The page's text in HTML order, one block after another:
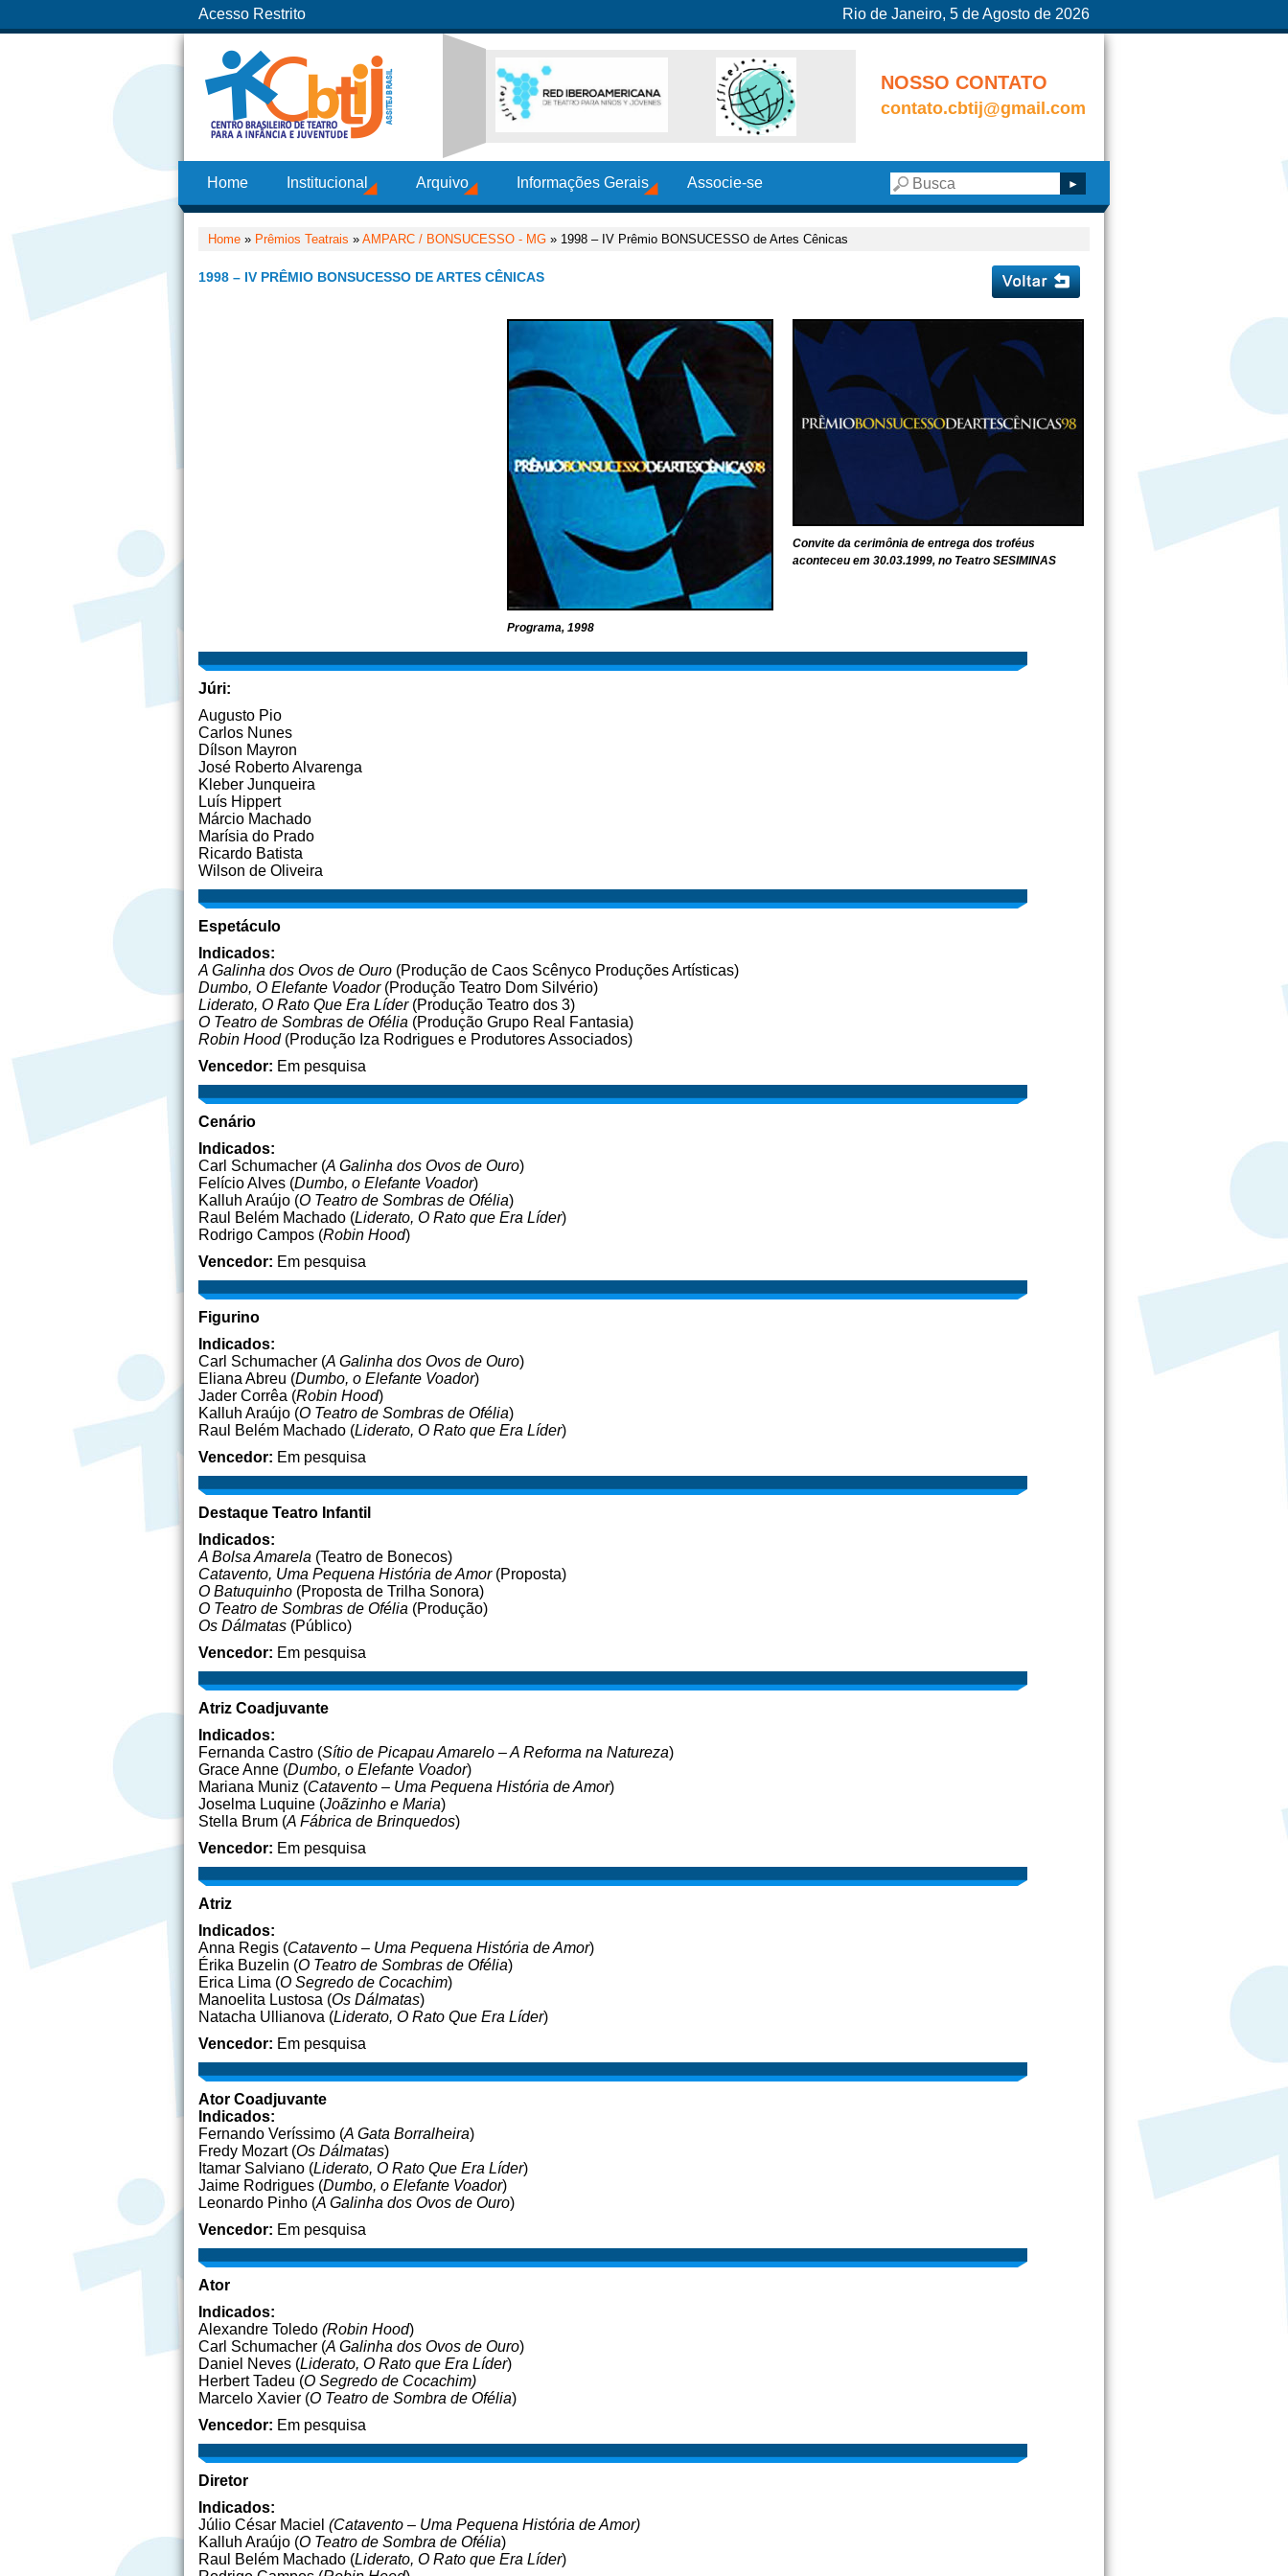
Acesso Restrito Rio de Janeiro, 5 de Agosto de 2026
NOSSO CONTATO
contato.cbtij@gmail.com
Home Institucional Arquivo Informações Gerais Associe-se
Home » Prêmios Teatrais » AMPARC / BONSUCESSO - MG » 1998 – IV Prêmio BONSUCESSO de Artes Cênicas
1998 – IV PRÊMIO BONSUCESSO DE ARTES CÊNICAS
Convite da cerimônia de entrega dos troféus
aconteceu em 30.03.1999, no Teatro SESIMINAS
Programa, 1998
Júri:
Augusto Pio
Carlos Nunes
Dílson Mayron
José Roberto Alvarenga
Kleber Junqueira
Luís Hippert
Márcio Machado
Marísia do Prado
Ricardo Batista
Wilson de Oliveira
Espetáculo
Indicados:
A Galinha dos Ovos de Ouro (Produção de Caos Scênyco Produções Artísticas)
Dumbo, O Elefante Voador(Produção Teatro Dom Silvério)
Liderato, O Rato Que Era Líder(Produção Teatro dos 3)
O Teatro de Sombras de Ofélia (Produção Grupo Real Fantasia)
Robin Hood(Produção Iza Rodrigues e Produtores Associados)
Vencedor: Em pesquisa
Cenário
Indicados:
Carl Schumacher (A Galinha dos Ovos de Ouro)
Felício Alves (Dumbo, o Elefante Voador)
Kalluh Araújo (O Teatro de Sombras de Ofélia)
Raul Belém Machado (Liderato, O Rato que Era Líder)
Rodrigo Campos (Robin Hood)
Vencedor: Em pesquisa
Figurino
Indicados:
Carl Schumacher (A Galinha dos Ovos de Ouro)
Eliana Abreu (Dumbo, o Elefante Voador)
Jader Corrêa (Robin Hood)
Kalluh Araújo (O Teatro de Sombras de Ofélia)
Raul Belém Machado (Liderato, O Rato que Era Líder)
Vencedor: Em pesquisa
Destaque Teatro Infantil
Indicados:
A Bolsa Amarela (Teatro de Bonecos)
Catavento, Uma Pequena História de Amor(Proposta)
O Batuquinho (Proposta de Trilha Sonora)
O Teatro de Sombras de Ofélia (Produção)
Os Dálmatas (Público)
Vencedor: Em pesquisa
Atriz Coadjuvante
Indicados:
Fernanda Castro (Sítio de Picapau Amarelo – A Reforma na Natureza)
Grace Anne (Dumbo, o Elefante Voador)
Mariana Muniz (Catavento – Uma Pequena História de Amor)
Joselma Luquine (Joãzinho e Maria)
Stella Brum (A Fábrica de Brinquedos)
Vencedor: Em pesquisa
Atriz
Indicados:
Anna Regis (Catavento – Uma Pequena História de Amor)
Érika Buzelin (O Teatro de Sombras de Ofélia)
Erica Lima (O Segredo de Cocachim)
Manoelita Lustosa (Os Dálmatas)
Natacha Ullianova (Liderato, O Rato Que Era Líder)
Vencedor: Em pesquisa
Ator Coadjuvante
Indicados:
Fernando Veríssimo (A Gata Borralheira)
Fredy Mozart (Os Dálmatas)
Itamar Salviano (Liderato, O Rato Que Era Líder)
Jaime Rodrigues (Dumbo, o Elefante Voador)
Leonardo Pinho (A Galinha dos Ovos de Ouro)
Vencedor: Em pesquisa
Ator
Indicados:
Alexandre Toledo (Robin Hood)
Carl Schumacher (A Galinha dos Ovos de Ouro)
Daniel Neves (Liderato, O Rato que Era Líder)
Herbert Tadeu (O Segredo de Cocachim)
Marcelo Xavier (O Teatro de Sombra de Ofélia)
Vencedor: Em pesquisa
Diretor
Indicados:
Júlio César Maciel (Catavento – Uma Pequena História de Amor)
Kalluh Araújo (O Teatro de Sombra de Ofélia)
Raul Belém Machado (Liderato, O Rato que Era Líder)